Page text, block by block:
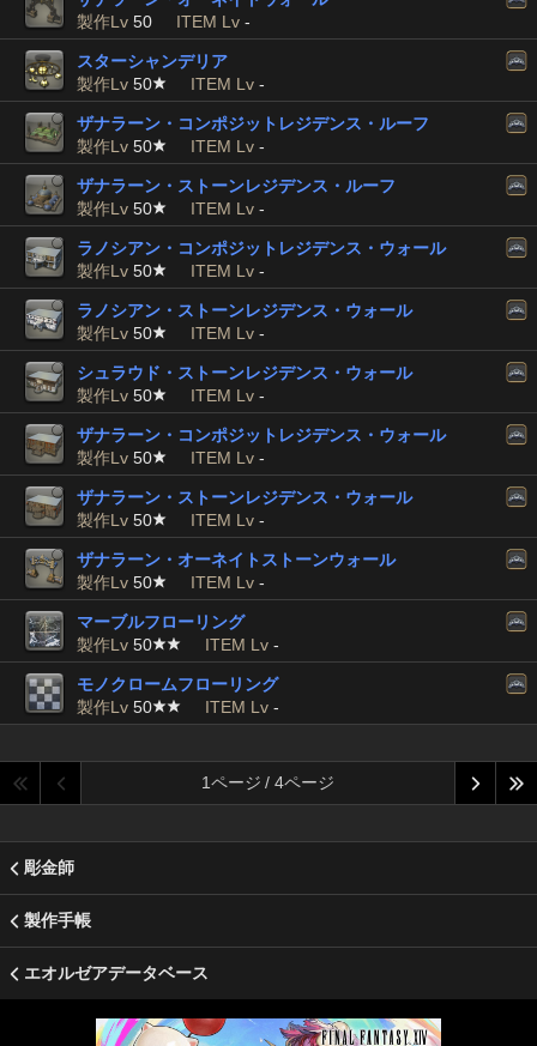
製作Lv 50 ITEM Lv -
スターシャンデリア
製作Lv 50 ITEM Lv -
ザナラーン・コンポジットレジデンス・ルーフ
製作Lv 50 ITEM Lv -
ザナラーン・ストーンレジデンス・ルーフ
製作Lv 50 ITEM Lv -
ラノシアン・コンポジットレジデンス・ウォール
製作Lv 50 ITEM Lv -
ラノシアン・ストーンレジデンス・ウォール
製作Lv 50 ITEM Lv -
シュラウド・ストーンレジデンス・ウォール
製作Lv 50 ITEM Lv -
ザナラーン・コンポジットレジデンス・ウォール
製作Lv 50 ITEM Lv -
ザナラーン・ストーンレジデンス・ウォール
製作Lv 50 ITEM Lv -
ザナラーン・オーネイトストーンウォール
製作Lv 50 ITEM Lv -
マーブルフローリング
製作Lv 50 ITEM Lv -
モノクロームフローリング
製作Lv 50 ITEM Lv -
1ページ / 4ページ
彫金師
製作手帳
エオルゼアデータベース